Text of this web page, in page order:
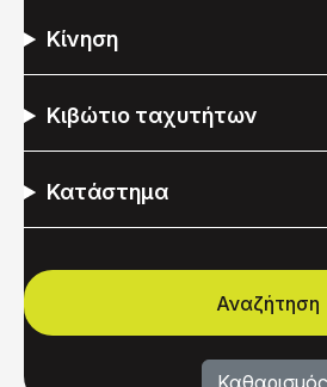
Κίνηση
Κιβώτιο ταχυτήτων
Κατάστημα